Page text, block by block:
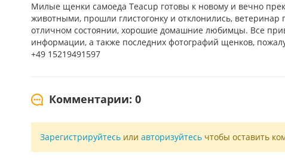
Милые щенки самоеда Teacup готовы к новому и вечно
животными, прошли глистогонку и отклонились,
отличном состоянии, хорошие домашние любимцы. Все
информации, а также последних фотографий щенков,
+49 15219491597
Комментарии: 0
Зарегистрируйтесь или авторизуйтесь чтобы оставить